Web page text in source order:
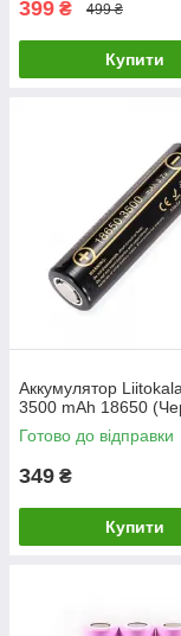
399 ₴ 499 ₴
Купити
Аккумулятор
3500 mAh 18650
Готово до відправки
349 ₴
Купити